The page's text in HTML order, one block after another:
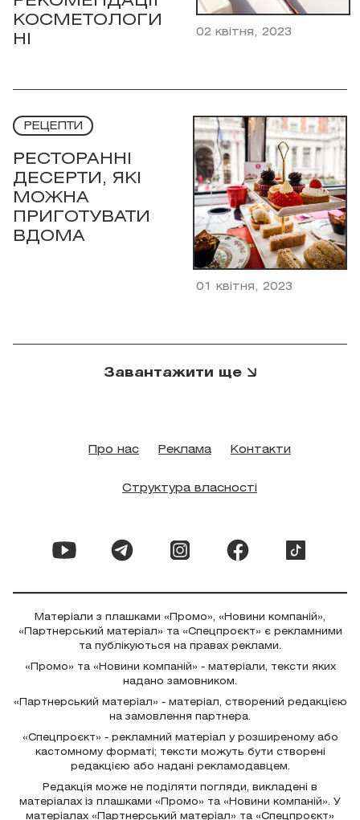
КОСМЕТОЛОГИ
НІ
02 квітня, 2023
РЕЦЕПТИ
РЕСТОРАННІ
ДЕСЕРТИ, ЯКІ
МОЖНА
ПРИГОТУВАТИ
ВДОМА
01 квітня, 2023
Завантажити ще
Про нас Реклама Контакти
Структура власності
Матеріали з плашками «Промо», «Новини компаній»,
«Партнерський матеріал» та «Спецпроєкт» є рекламними
та публікуються на правах реклами.
«Промо» та «Новини компаній» - матеріали, тексти яких
надано замовником.
«Партнерський матеріал» - матеріал, створений редакцією
на замовлення партнера.
«Спецпроєкт» - рекламний матеріал у розширеному або
кастомному форматі; тексти можуть бути створені
редакцією або надані рекламодавцем.
Редакція може не поділяти погляди, викладені в
матеріалах із плашками «Промо» та «Новини компаній». У
матеріалах «Партнерський матеріал» та «Спецпроєкт»